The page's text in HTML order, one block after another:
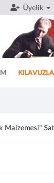
Üyelik